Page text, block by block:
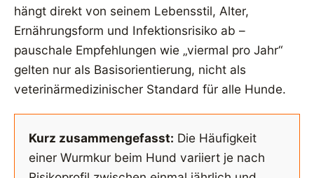
hängt direkt von seinem Lebensstil, Alter,
Ernährungsform und Infektionsrisiko ab –
pauschale Empfehlungen wie „viermal pro Jahr“
gelten nur als Basisorientierung, nicht als
veterinärmedizinischer Standard für alle Hunde.
Kurz zusammengefasst: Die Häufigkeit
einer Wurmkur beim Hund variiert je nach